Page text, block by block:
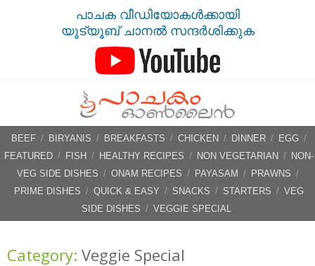
പാചക വീഡിയോകൾക്കായി
യൂട്യൂബ് ചാനൽ സന്ദർശിക്കുക
BEEF / BIRYANIS / BREAKFASTS / CHICKEN / DINNER / EGG /
FEATURED / FISH / HEALTHY RECIPES / NON VEGETARIAN / NON-
VEG SIDE DISHES / ONAM RECIPES / PAYASAM / PRAWNS /
PRIME DISHES / QUICK & EASY / SNACKS / STARTERS / VEG
SIDE DISHES / VEGGIE SPECIAL
Category: Veggie Special